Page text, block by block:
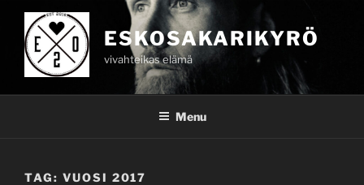
content
ESKOSAKARIKYRÖ
vivahteikas elämä
Menu
TAG: VUOSI 2017